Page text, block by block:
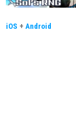
iOS + Android